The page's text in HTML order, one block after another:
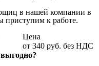
в нашей компании в
к работе.
Цена
от 340 руб. без НДС